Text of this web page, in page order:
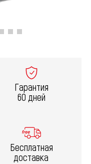
Гарантия
60 дней
Бесплатная
доставка